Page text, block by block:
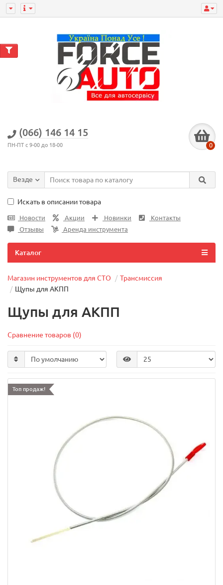
(066) 146 14 15
ПН-ПТ с 9-00 до 18-00 0
Везде
Искать в описании товара
Новости Акции Новинки
Контакты
Отзывы
Аренда инструмента
Каталог
Магазин инструментов для СТО
Трансмиссия
Щупы для АКПП
Щупы для АКПП
Сравнение товаров (0)
Топ продаж!